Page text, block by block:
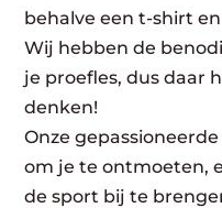
behalve een t-shirt
Wij hebben de
je proefles, dus daar
denken!
Onze
om je te ontmoeten,
de sport bij te